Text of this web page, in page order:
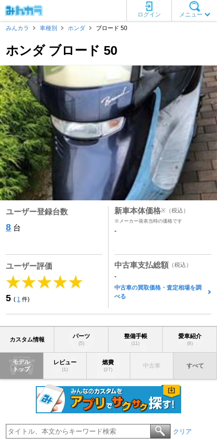
メニュー
ログイン
みんカラ
車種別 ホンダ ブロード 50
ホンダ ブロード 50
ユーザー登録台数
8 台
ユーザー評価
5 ( 1 件)
新車本体価格※ （税込）
※メーカー発表当時の価格です
-
中古車支払総額 （税込）
-
中古車の買取価格・査定相場を調
べる
カスタム情報 パーツ
(5)
整備手帳
(11)
愛車紹介
(8)
モデル
トップ
レビュー
(1)
燃費
(27)
中古車 すべて
クリア